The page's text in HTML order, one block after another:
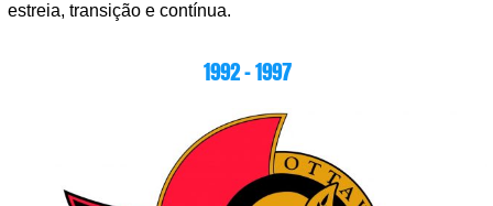
estreia, transição e contínua.
1992 – 1997